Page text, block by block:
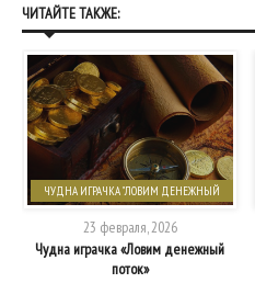
ЧИТАЙТЕ ТАКЖЕ:
ЧУДНА ИГРАЧКА "ЛОВИМ ДЕНЕЖНЫЙ
23 февраля, 2026
Чудна играчка «Ловим денежный
поток»